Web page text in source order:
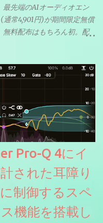
最先端のAIオーディオエン
常4,901円)が期間限定無償
料配布はもちろん初。配
Pro-Q 4にイ
された耳障り
制御するスペ
機能を搭載し